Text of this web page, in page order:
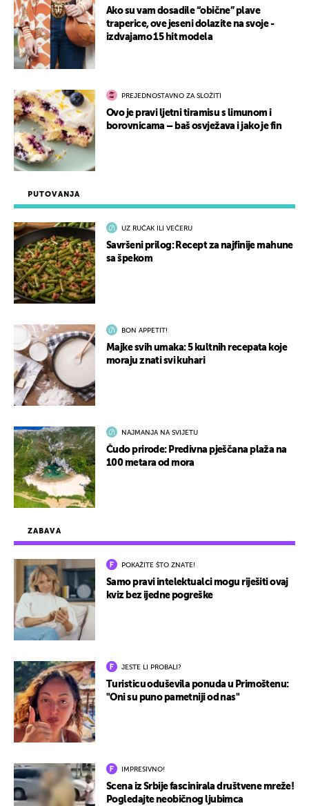
ZABAVA
POKAŽITE ŠTO ZNATE!
Samo pravi intelektualci mogu riješiti ovaj
kviz bez ijedne pogreške
JESTE LI PROBALI?
Turisticu oduševila ponuda u Primoštenu:
"Oni su puno pametniji od nas"
IMPRESIVNO!
Scena iz Srbije fascinirala društvene mreže!
Pogledajte neobičnog ljubimca
PUTOVANJA
UZ RUČAK ILI VEČERU
Savršeni prilog: Recept za najfinije mahune
sa špekom
BON APPETIT!
Majke svih umaka: 5 kultnih recepata koje
moraju znati svi kuhari
NAJMANJA NA SVIJETU
Čudo prirode: Predivna pješčana plaža na
100 metara od mora
Ako su vam dosadile “obične” plave
traperice, ove jeseni dolazite na svoje -
izdvajamo 15 hit modela
PREJEDNOSTAVNO ZA SLOŽITI
Ovo je pravi ljetni tiramisu s limunom i
borovnicama – baš osvježava i jako je fin